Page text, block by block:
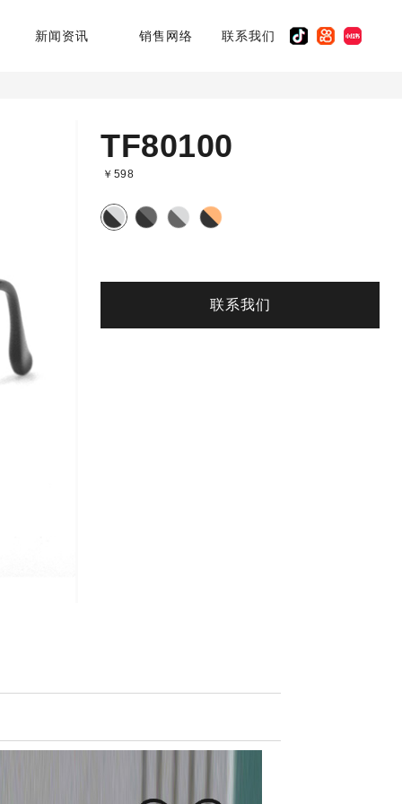
新闻资讯 销售网络 联系我们
TF80100
￥598
联系我们